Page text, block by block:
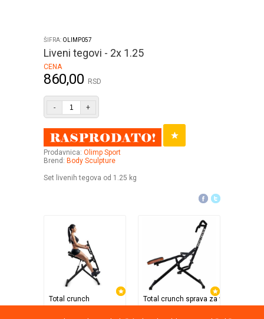
ŠIFRA: OLIMP057
Liveni tegovi - 2x 1.25
CENA
860,00 RSD
- +
Prodavnica: Olimp Sport
Brend: Body Sculpture
Set livenih tegova od 1.25 kg
Total crunch Total crunch sprava za vežbanje